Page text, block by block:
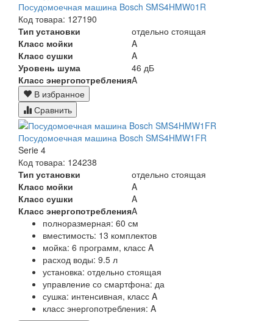
Посудомоечная машина Bosch SMS4HMW01R
Код товара: 127190
Тип установки
отдельно стоящая
Класс мойки
A
Класс сушки
A
Уровень шума
46 дБ
Класс энергопотребленияA
В избранное
Сравнить
Посудомоечная машина Bosch SMS4HMW1FR
Serie 4
Код товара: 124238
Тип установки
отдельно стоящая
Класс мойки
A
Класс сушки
A
Класс энергопотребленияA
полноразмерная: 60 см
вместимость: 13 комплектов
мойка: 6 программ, класс A
расход воды: 9.5 л
установка: отдельно стоящая
управление со смартфона: да
сушка: интенсивная, класс A
класс энергопотребления: A